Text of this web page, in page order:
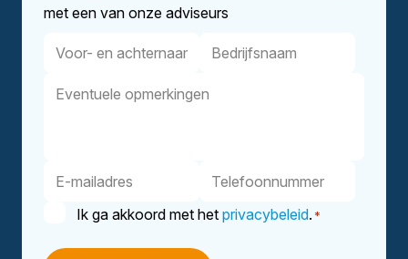
met een van onze adviseurs
Voor-
achternaam
Bedrijfsnaam
Eventuele
E-
Telefoonnummer
Instemming
Ik ga akkoord met het privacybeleid. *